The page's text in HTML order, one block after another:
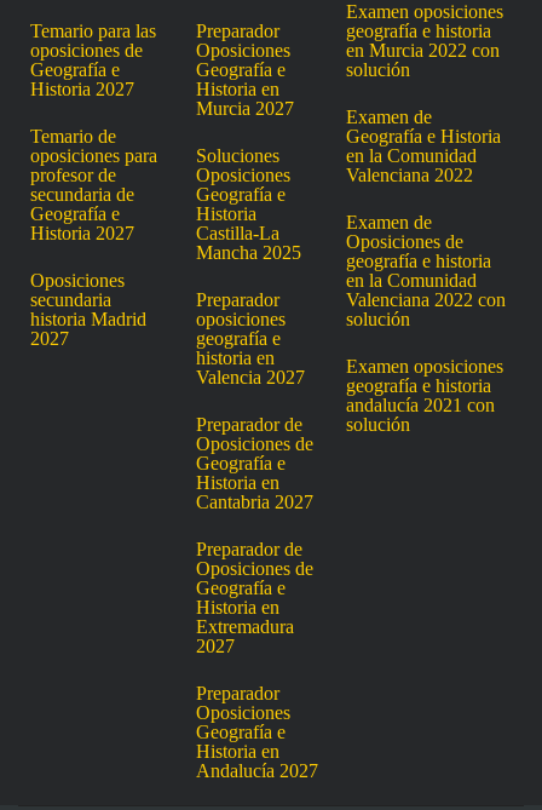
Temario para las
oposiciones de
Geografía e
Historia 2027
Temario de
oposiciones para
profesor de
secundaria de
Geografía e
Historia 2027
Oposiciones
secundaria
historia Madrid
2027
Preparador
Oposiciones
Geografía e
Historia en
Murcia 2027
Soluciones
Oposiciones
Geografía e
Historia
Castilla-La
Mancha 2025
Preparador
oposiciones
geografía e
historia en
Valencia 2027
Preparador de
Oposiciones de
Geografía e
Historia en
Cantabria 2027
Preparador de
Oposiciones de
Geografía e
Historia en
Extremadura
2027
Preparador
Oposiciones
Geografía e
Historia en
Andalucía 2027
Examen oposiciones
geografía e historia
en Murcia 2022 con
solución
Examen de
Geografía e Historia
en la Comunidad
Valenciana 2022
Examen de
Oposiciones de
geografía e historia
en la Comunidad
Valenciana 2022 con
solución
Examen oposiciones
geografía e historia
andalucía 2021 con
solución